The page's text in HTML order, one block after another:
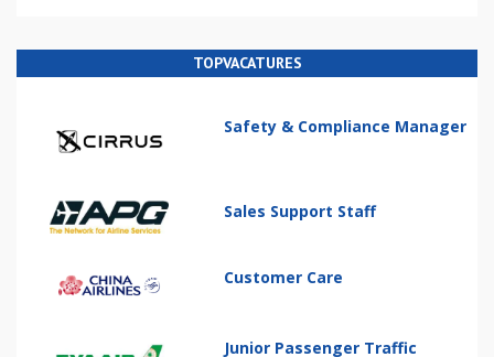
TOPVACATURES
Safety & Compliance Manager
Sales Support Staff
Customer Care
Junior Passenger Traffic